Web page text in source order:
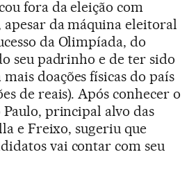
fora da eleição com
apesar da máquina eleitoral
da Olimpíada, do
seu padrinho e de ter sido
doações físicas do país
de reais). Após conhecer o
principal alvo das
e Freixo, sugeriu que
vai contar com seu